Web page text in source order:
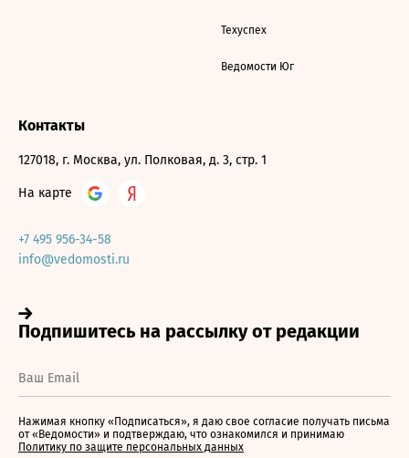
Техуспех
Ведомости Юг
Контакты
127018, г. Москва, ул. Полковая, д. 3, стр. 1
На карте
+7 495 956-34-58
info@vedomosti.ru
Нажимая кнопку «Подписаться», я даю свое согласие получать письма
от «Ведомости» и подтверждаю, что ознакомился и принимаю
Политику по защите персональных данных